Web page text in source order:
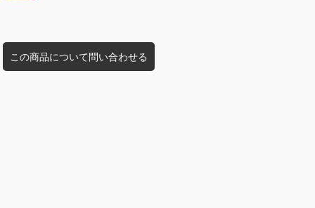
この商品について問い合わせる